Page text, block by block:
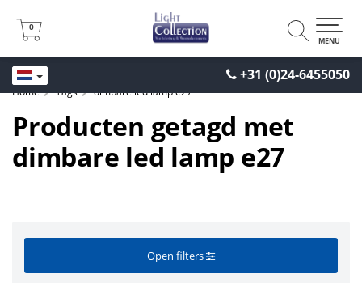
+31 (0)24-6455050
0
0
MENU
Home Tags dimbare led lamp e27
Producten getagd met
dimbare led lamp e27
Open filters